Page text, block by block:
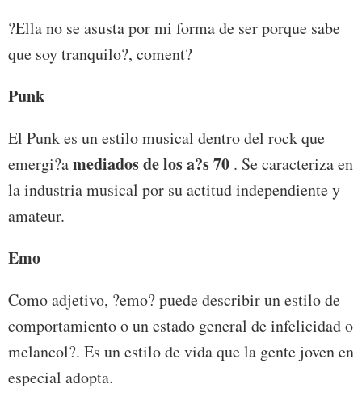
?Ella no se asusta por mi forma de ser porque sabe
que soy tranquilo?, coment?
Punk
El Punk es un estilo musical dentro del rock que
emergi?amediados de los a?s 70 . Se caracteriza en
la industria musical por su actitud independiente y
amateur.
Emo
Como adjetivo, ?emo? puede describir un estilo de
comportamiento o un estado general de infelicidad o
melancol?. Es un estilo de vida que la gente joven en
especial adopta.